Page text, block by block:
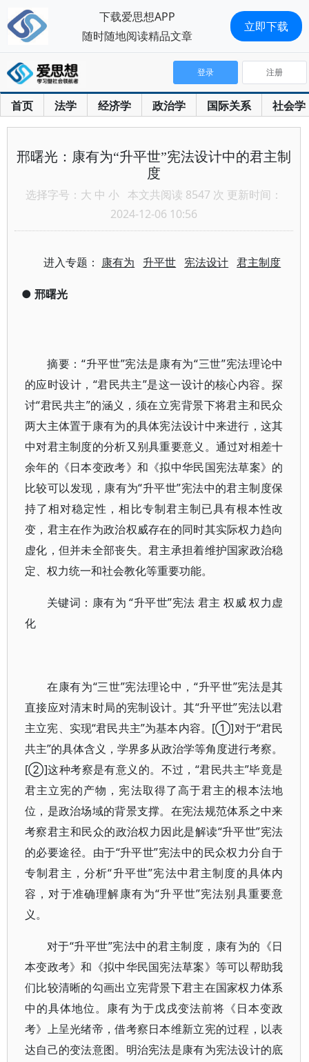
首页 法学 经济学 政治学 国际关系 社会学
登录 注册
邢曙光：康有为“升平世”宪法设计中的君主制
度
选择字号： 大 中 小 本文共阅读 8547 次 更新时间：
2024-12-06 10:56
进入专题： 康有为 升平世 宪法设计 君主制度
● 邢曙光
摘要：“升平世”宪法是康有为“三世”宪法理论中
的应时设计，“君民共主”是这一设计的核心内容。探
讨“君民共主”的涵义，须在立宪背景下将君主和民众
两大主体置于康有为的具体宪法设计中来进行，这其
中对君主制度的分析又别具重要意义。通过对相差十
余年的《日本变政考》和《拟中华民国宪法草案》的
比较可以发现，康有为“升平世”宪法中的君主制度保
持了相对稳定性，相比专制君主制已具有根本性改
变，君主在作为政治权威存在的同时其实际权力趋向
虚化，但并未全部丧失。君主承担着维护国家政治稳
定、权力统一和社会教化等重要功能。
关键词：康有为 “升平世”宪法 君主 权威 权力虚
化
在康有为“三世”宪法理论中，“升平世”宪法是其
直接应对清末时局的宪制设计。其“升平世”宪法以君
主立宪、实现“君民共主”为基本内容。[①]对于“君民
共主”的具体含义，学界多从政治学等角度进行考察。
[②]这种考察是有意义的。不过，“君民共主”毕竟是
君主立宪的产物，宪法取得了高于君主的根本法地
位，是政治场域的背景支撑。在宪法规范体系之中来
考察君主和民众的政治权力因此是解读“升平世”宪法
的必要途径。由于“升平世”宪法中的民众权力分自于
专制君主，分析“升平世”宪法中君主制度的具体内
容，对于准确理解康有为“升平世”宪法别具重要意
义。
对于“升平世”宪法中的君主制度，康有为的《日
本变政考》和《拟中华民国宪法草案》等可以帮助我
们比较清晰的勾画出立宪背景下君主在国家权力体系
中的具体地位。康有为于戊戌变法前将《日本变政
考》上呈光绪帝，借考察日本维新立宪的过程，以表
达自己的变法意图。明治宪法是康有为宪法设计的底
下载爱思想APP
随时随地阅读精品文章
立即下载